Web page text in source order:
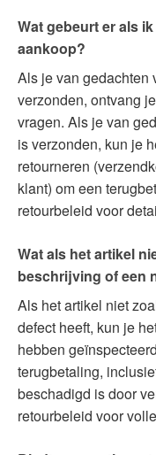
Wat gebeurt er als
aankoop?
Als je van gedachten
verzonden, ontvang
vragen. Als je van
is verzonden, kun je
retourneren
klant) om een
retourbeleid voor
Wat als het artikel
beschrijving of een
Als het artikel niet
defect heeft, kun je
hebben
terugbetaling,
beschadigd is door
retourbeleid voor